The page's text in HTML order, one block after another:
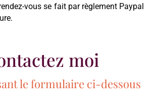
vous se fait par règlement Paypal
moi
le formulaire ci-dessous